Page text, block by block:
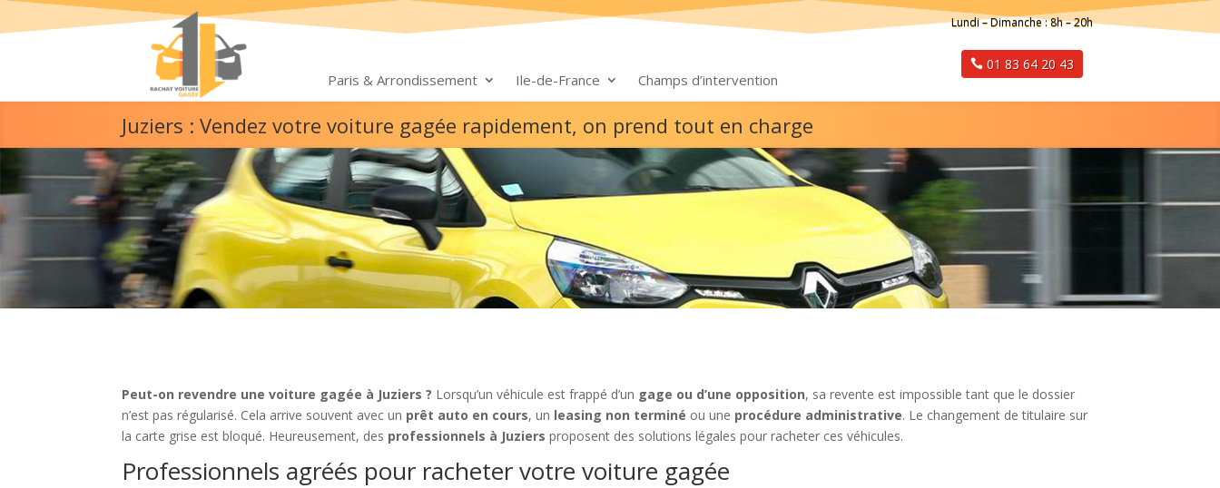
Paris & Arrondissement Ile-de-France Champs d’intervention
Lundi – Dimanche : 8h – 20h
01 83 64 20 43
Juziers : Vendez votre voiture gagée rapidement, on prend tout en charge
Peut-on revendre une voiture gagée à Juziers ? Lorsqu’un véhicule est frappé d’un gage ou d’une opposition, sa revente est impossible tant que le dossier
n’est pas régularisé. Cela arrive souvent avec un prêt auto en cours, un leasing non terminé ou une procédure administrative. Le changement de titulaire sur
la carte grise est bloqué. Heureusement, des professionnels à Juziers proposent des solutions légales pour racheter ces véhicules.
Professionnels agréés pour racheter votre voiture gagée